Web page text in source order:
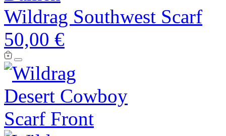
Wildrag Southwest Scarf
50,00 €